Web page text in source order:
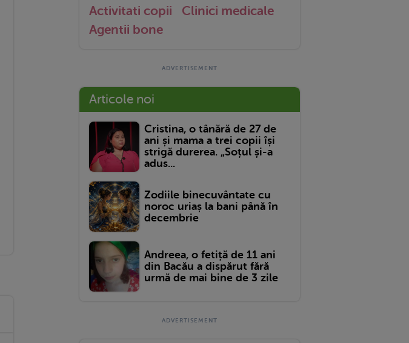
Activitati copii
Clinici medicale
Agentii bone
Articole noi
Cristina, o tânără de 27 de
ani și mama a trei copii își
strigă durerea. „Soțul și-a
adus...
Zodiile binecuvântate cu
noroc uriaș la bani până în
decembrie
Andreea, o fetiță de 11 ani
din Bacău a dispărut fără
urmă de mai bine de 3 zile